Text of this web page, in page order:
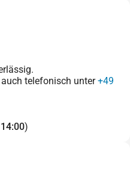
telefonisch unter+49
14:00)